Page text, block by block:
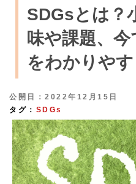
SDGsとは？
味や課題、
をわかりや
公開日：2022年12月15日
タグ： SDGs